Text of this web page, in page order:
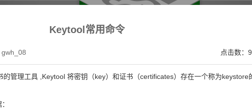
EV SSL证书,完美支持地址栏显示中文企业名称EV SSL品牌,赛门铁克EV证书 Symantec
Keytool常用命令
点击数：
gwh_08
的管理工具 ,Keytool 将密钥（key）和证书（certificates）存在一个称为keystore